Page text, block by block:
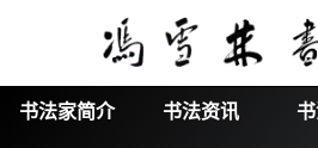
书法家简介 书法资讯